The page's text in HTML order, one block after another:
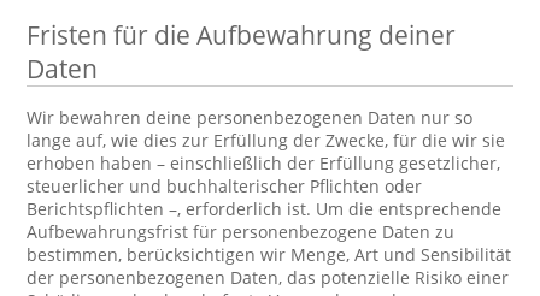
Fristen für die Aufbewahrung deiner
Daten
Wir bewahren deine personenbezogenen Daten nur so
lange auf, wie dies zur Erfüllung der Zwecke, für die wir sie
erhoben haben – einschließlich der Erfüllung gesetzlicher,
steuerlicher und buchhalterischer Pflichten oder
Berichtspflichten –, erforderlich ist. Um die entsprechende
Aufbewahrungsfrist für personenbezogene Daten zu
bestimmen, berücksichtigen wir Menge, Art und Sensibilität
der personenbezogenen Daten, das potenzielle Risiko einer